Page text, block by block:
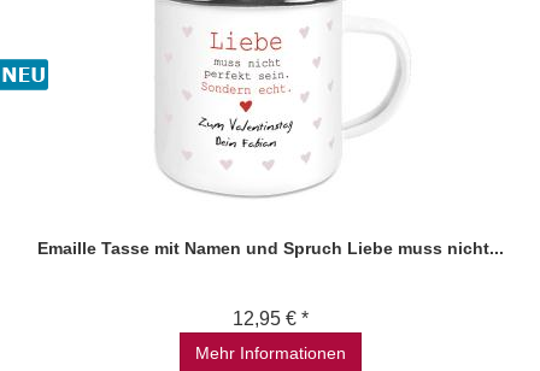
Emaille Tasse mit Namen und Spruch Liebe muss nicht...
12,95 € *
Mehr Informationen